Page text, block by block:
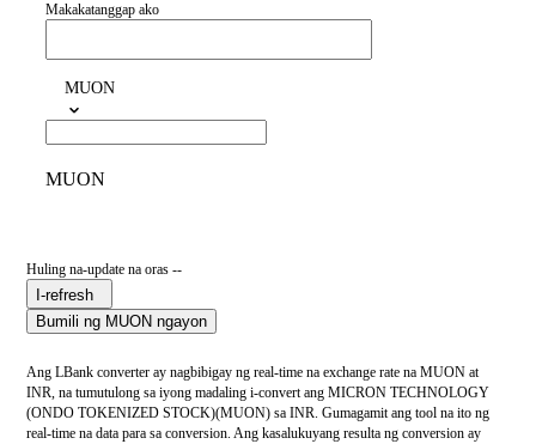
Makakatanggap ako
MUON
MUON
Huling na-update na oras --
I-refresh
Bumili ng MUON ngayon
Ang LBank converter ay nagbibigay ng real-time na exchange rate na MUON at
INR, na tumutulong sa iyong madaling i-convert ang MICRON TECHNOLOGY
(ONDO TOKENIZED STOCK)(MUON) sa INR. Gumagamit ang tool na ito ng
real-time na data para sa conversion. Ang kasalukuyang resulta ng conversion ay